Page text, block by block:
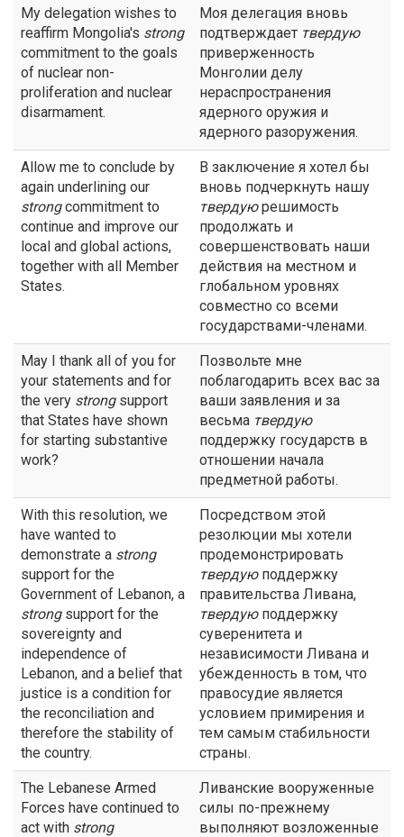
My delegation wishes to
reaffirm Mongolia's strong
commitment to the goals
of nuclear non-
proliferation and nuclear
disarmament.
Моя делегация вновь
подтверждает твердую
приверженность
Монголии делу
нераспространения
ядерного оружия и
ядерного разоружения.
Allow me to conclude by
again underlining our
strongcommitment to
continue and improve our
local and global actions,
together with all Member
States.
В заключение я хотел бы
вновь подчеркнуть нашу
твердуюрешимость
продолжать и
совершенствовать наши
действия на местном и
глобальном уровнях
совместно со всеми
государствами-членами.
May I thank all of you for
your statements and for
the very strongsupport
that States have shown
for starting substantive
work?
Позвольте мне
поблагодарить всех вас за
ваши заявления и за
весьма твердую
поддержку государств в
отношении начала
предметной работы.
With this resolution, we
have wanted to
demonstrate a strong
support for the
Government of Lebanon, a
strongsupport for the
sovereignty and
independence of
Lebanon, and a belief that
justice is a condition for
the reconciliation and
therefore the stability of
the country.
Посредством этой
резолюции мы хотели
продемонстрировать
твердуюподдержку
правительства Ливана,
твердуюподдержку
суверенитета и
независимости Ливана и
убежденность в том, что
правосудие является
условием примирения и
тем самым стабильности
страны.
The Lebanese Armed
Forces have continued to
act with strong
Ливанские вооруженные
силы по-прежнему
выполняют возложенные